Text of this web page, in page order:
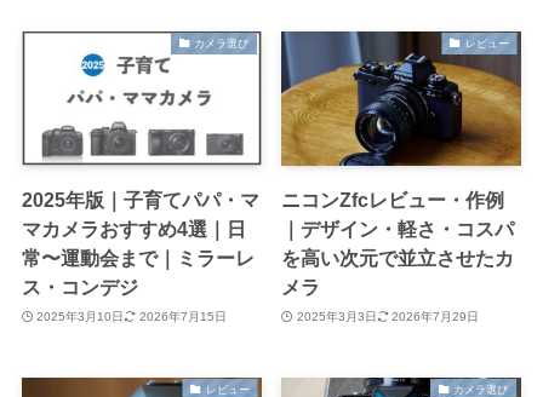
カメラ選び
2025年版｜子育てパパ・マ
マカメラおすすめ4選｜日
常〜運動会まで｜ミラーレ
ス・コンデジ
2025年3月10日 2026年7月15日
レビュー
ニコンZfcレビュー・作例
｜デザイン・軽さ・コスパ
を高い次元で並立させたカ
メラ
2025年3月3日 2026年7月29日
レビュー カメラ選び